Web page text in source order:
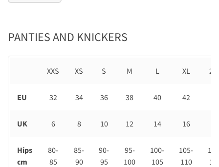
PANTIES AND KNICKERS
XXS XS S M L XL
EU 32 34 36 38 40 42
UK 6 8 10 12 14 16
Hips
cm
80-
85
85-
90
90-
95
95-
100
100-
105
105-
110